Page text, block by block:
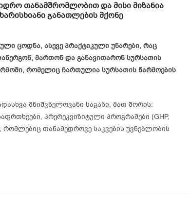
თანამშრომლობით და მისი მიზანია
განათლების მქონე
ცოდნა, ასევე პრაქტიკული უნარები, რაც
მართონ და განავითარონ სურსათის
რომელიც ჩართულია სურსათის წარმოების
მნიშვნელოვანი საგანი, მათ შორის:
პრერეკვიზიტული პროგრამები (GHP,
რომლებიც თანამედროვე საკვების უვნებლობის